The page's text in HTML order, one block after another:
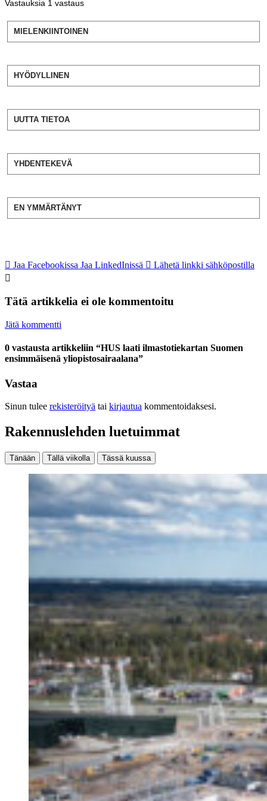
Vastauksia 1 vastaus
MIELENKIINTOINEN
HYÖDYLLINEN
UUTTA TIETOA
YHDENTEKEVÄ
EN YMMÄRTÄNYT
Jaa Facebookissa Jaa LinkedInissä Lähetä linkki sähköpostilla
Tätä artikkelia ei ole kommentoitu
Jätä kommentti
0 vastausta artikkeliin “HUS laati ilmastotiekartan Suomen
ensimmäisenä yliopistosairaalana”
Vastaa
Sinun tulee rekisteröityä tai kirjautua kommentoidaksesi.
Rakennuslehden luetuimmat
Tänään Tällä viikolla Tässä kuussa